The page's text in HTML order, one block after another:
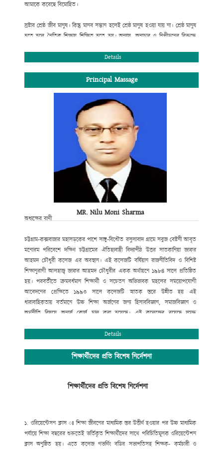
আমাকে করেছে বিমোহিত।
স্রষ্টার শ্রেষ্ঠ জীব মানুষ। কিন্তু মানব সন্তান হলেই শ্রেষ্ঠ মানুষ হওয়া যায় না। শ্রেষ্ঠ মানুষ
হতে হলে নৈতিক শিক্ষায় শিক্ষিত হতে হয়। অন্যায়, অনাচার ও নিপীড়নের বিরুদ্ধে
শিক্ষার্থী হিসেবে তোমার দায়িত্ব হচ্ছে পাঠ্যসূচিভুক্ত পাঠ্যক্রম শিক্ষার সাথে সাথে পরিপূর্ণ
শিক্ষার শুরুতে লেখাপড়ার ব্যাপারে তোমার একটি সঠিক পরিকল্পনা প্রয়োজন।
শিক্ষাপঞ্জি এক্ষেত্রে তোমাকে গুরুত্বপূর্ণ পথ নিদের্শনা দিবে।
জনাব আলহ্বাজ রাজীব জাফর চৌধুরী
Details
Principal Massage
MR. Nilu Moni Sharma
অধ্যক্ষের বাণী
চট্টগ্রাম-কক্সবাজার মহাসড়কের পাশে সাঙ্গু-বিধৌত রসুলাবাদ গ্রামে সবুজ বেষ্টনী আবৃত
মনোরম পরিবেশে দক্ষিণ চট্টগ্রামের ঐতিহ্যবাহী বিদ্যাপীঠ উত্তর সাতকানিয়া জাফর
আহমদ চৌধুরী কলেজ এর অবস্থান। এই কলেজটি বর্ষিয়ান রাজনীতিবিদ ও বিশিষ্ট
শিক্ষানুরাগী আলহাজ্ব জাফর আহমদ চৌধুরীর একক অর্থায়নে ১৯৮৪ সালে প্রতিষ্ঠিত
হয়। পরবর্তীতে ক্রমবর্ধমান শিক্ষার্থী ও সচেতন অভিভাবক মহলের সময়োপযোগী
আবেদনের প্রেক্ষিতে ১৯৯৩ সালে কলেজটি স্নাতক স্তরে উন্নীত হয় এই
ধারাবাহিকতায় বর্তমানে উচ্চ শিক্ষা অর্জনের জন্য হিসাববিজ্ঞান, সমাজবিজ্ঞান ও
অর্থনীতি বিষয়ে অনার্স কোর্স চালু করা হয়েছে। এই কলেজের রয়েছে সমৃদ্ধ
কর্তৃক বাস্তবায়িত “শেখ রাসেল ডিজিটাল ল্যাব”।
সহশিক্ষা কার্যক্রম সুচারুভাবে পরিচালনার জন্য রয়েছে একঝাঁক সুযোগ্য, দক্ষ ও
অভিজ্ঞ শিক্ষকমন্ডলী। উত্তর সাতকানিয়া জাফর আহমদ চৌধুরী কলেজ একাদশ-দ্বাদশ
অনুসরণ করে সঠিক ব্যবস্থাপনায় শিক্ষাজীবন পরিচালনা করতে পারে এবং আধুনিক ও
নিলু মণি শর্মা, অধ্যক্ষ (ভারপ্রাপ্ত)
Details
শিক্ষার্থীদের প্রতি বিশেষ নির্দেশনা
শিক্ষার্থীদের প্রতি বিশেষ নির্দেশনা
১. ওরিয়েন্টেসন ক্লাস ঃশিক্ষা জীবনের মাধ্যমিক স্তর উত্তীর্ণ হওয়ার পর উচ্চ মাধ্যমিক
পর্যায়ে শিক্ষা বছরের শুরুতেই ভর্তিকৃত শিক্ষার্থীদের সাথে পরিচিতিমূলক ওরিয়েন্টেশন
ক্লাস অনুষ্ঠিত হয়। এতে কলেজ গভর্ণিং বডির সভাপতিসহ শিক্ষক- কর্মচারী ও